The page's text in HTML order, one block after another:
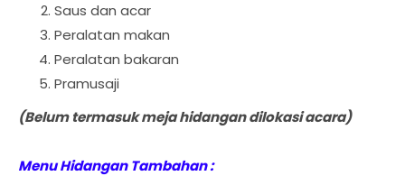
Saus dan acar
Peralatan makan
Peralatan bakaran
Pramusaji
(Belum termasuk meja hidangan dilokasi acara)
Menu Hidangan Tambahan :